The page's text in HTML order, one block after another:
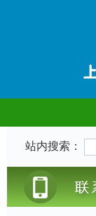
站内搜索：